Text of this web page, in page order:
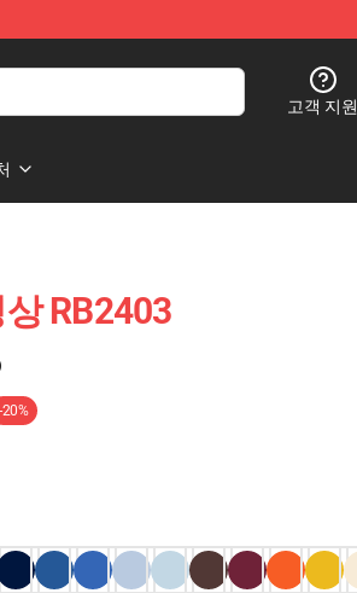
고객 지원
RB2403
-20%